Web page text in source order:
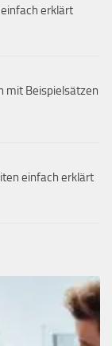
erklärt
mit Beispielsätzen
einfach erklärt